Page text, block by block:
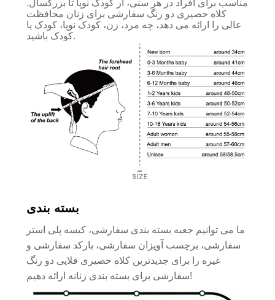
کلاه حصیری دو رنگ سفارشی برای زنان محافظت
عالی را ارائه می دهد، چه مرد، زن، کودک نوپا، کودک یا
کودک باشید.
بسته بندی
ما می توانیم جعبه بسته بندی سفارشی، کیسه پلی استر
سفارشی، برچسب آویزان سفارشی، بارکد سفارشی و
غیره را برای جدیدترین کلاه حصیری فلاپی دو رنگ
سفارشی برای بسته بندی زنانه ارائه دهیم!